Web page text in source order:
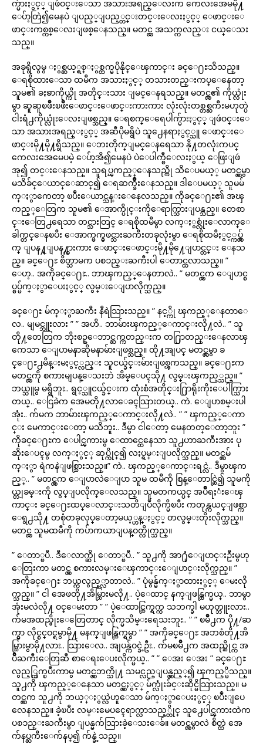
က္မ်ားႏွင့္ ျဖဴဝင္းေသာ အသားအရည္ေလးက ကေလးအေမမို႔
ေပ်ာ့တြဲ၍မေနပဲ ျပည့္ျပည့္တင္းတင္းေလးႏွင့္ ေဖာင္းေ
ဖာင္းကစ္ကစ္ေလးျဖစ္ေနသည္။ မတင္လွ အသက္ကလည္း ငယ္ေသး
သည္။
အခုရွိလွမွ ႏွစ္ဆယ့္ရွစ္ႏွစ္ထက္မပိုနိုင္ေၾကာင္း ခင္ေ႐ႊသိသည္။
ေရစိုထားေသာ ထမီက အသားႏွင့္ တသားတည္းကပ္ေနေတာ့
သူမ၏ ခႏၶာကိုယ္ကို အတိုင္းသား ျမင္ေနရသည္။ မတင္လွ၏ ကိုယ္လုံး
မွာ ဆူဆူၿဖိဳးၿဖိဳးေဖာင္းေဖာင္းကားကား လုံးလုံးတစ္တစ္ႀကီးမဟုတ္ပဲ
ငါးရံ႕ကိုယ္လုံးေလးျဖစ္သည္။ ေရစက္ေရေပါက္မ်ားႏွင့္ ျဖဴဝင္းေ
သာ အသားအရည္ႏွင့္ အဆီပိုမရွိပဲ သူ႕ေနရာႏွင့္သူ ေဖာင္းေ
ဖာင္းမို႔မို႔ရွိသည္။ ေဘးတိုက္ျမင္ေနရေသာ နို႔တလုံးကပင္
ကေလးအေမေပမဲ့ ေပ်ာ့အိ၍မေနပဲ ပဲေပါက္စီေလးႏွယ္ ေဖြးျဖဴ
အု၍ တင္းေနသည္။ သူရပ္ၾကည့္ေနသည္ကို သိေပမယ့္ မတင္လွမွာ
မသိခ်င္ေယာင္ေဆာင္၍ ေရဆက္ခ်ိဳးေနသည္။ ဒါေပမယ့္ သူမမ်
က္ႏွာကေတာ့ ၿပဳံးေယာင္သန္းေနေလသည္။ ကိုခင္ေ႐ႊ၏ အၾ
ကည့္ေတြက သူမ၏ ေအာက္ပိုင္းကိုေရာက္သြားျပန္သည္။ တေစာ
င္းေတြ႕ရေသာ တင္သားတြင္ ေရစိုထမီမွာ လက္ႏွစ္လုံးေလာက္ေ
ခါက္တင္ေနၿပီး ေအာက္ဖက္မွဖင္သားႀကီးတခုလုံးမွာ ေရစိုထမီႏွင့္ကပ္လွ်
က္ ျပန႔္ျပန႔္ကားကား ေဖာင္းေဖာင္းမို႔မို႔ေျပာင္တင္း ေနသ
ည္။ ခင္ေ႐ႊ စိတ္သာမက ပစၥည္းႀကီးပါ ေတာင္ထလာသည္။ ”
ေဟ့.. အကိုခင္ေ႐ႊ.. ဘာၾကည့္ေနတာလဲ.. ” မတင္လွက ေျပာင္စ
ပ္စပ္မ်က္ႏွာေပးႏွင့္ လွမ္းေျပာလိုက္သည္။
ခင္ေ႐ႊ မ်က္ႏွာႀကီး နီရဲသြားသည္။ ” နင့္ကို ၾကည့္ေနတာေ
လ.. မျမင္ဘူးလား ” ” အဟိ.. ဘာမ်ားၾကည့္ေကာင္းလို႔လဲ.. ” သူ
တို႔တေတြက ဘိုးစဥ္ေဘာင္ဆက္ကတည္းက တ႐ြာတည္းေနလာၾ
ကေသာ ေျပာမနာဆိုမနာမ်ားျဖစ္သည္။ ထို႔အျပင္ မတင္လွမွာ ခ
င္ေ႐ႊ႕မိန္းမႏွင့္လည္း သူငယ္ခ်င္းမ်ားျဖစ္ၾကသည္။ ခင္ေ႐ႊက
မတင္လွကို စကားမျပန္ေသးဘဲ အိမ္ေပၚသို႔ လွမ္းၾကည့္သည္။ ”
ဘယ္သူမွ မရွိဘူး.. ရွင့္သူငယ္ခ်င္းက ထုံးစံအတိုင္း႐ြာရိုးကိုးေပါက္သြား
တယ္.. ေငြခဲက အေမတို႔လာေခၚသြားတယ္.. ကဲ. ေျပာစမ္းပါ
အုံး.. က်မက ဘာမ်ားၾကည့္ေကာင္းလို႔လဲ.. ” ” ၾကည့္ေကာ
င္း မေကာင္းေတာ့ မသိဘူး.. ဒီမွာ ငါေတာ့ မေနတတ္ေတာ့ဘူး ”
ကိုခင္ေ႐ႊက ေပါင္ၾကားမွ ေထာင္ထေနေသာ သူ႕ဟာႀကီးအား ပု
ဆိုးေပၚမွ လက္ႏွင့္ ဆုပ္ကိုင္၍ လႈပ္ရမ္းျပလိုက္သည္။ မတင္လွမ်
က္ႏွာ ရဲကနဲျဖစ္သြားသည္။” ကဲ.. ၾကည့္ေကာင္းရင္လဲ.. ဒီမွာၾက
ည့္.. ” မတင္လွက ေျပာလဲေျပာ သူမ ထမီကို စြန္ေတာင္ဆြဲ၍ သူမကို
ယ္တျခမ္းကို လွပ္ျပလိုက္ေလသည္။ သူမတကယ္ပင္ အပ်ိဳရႈံးေၾ
ကာင္း ခင္ေ႐ႊထပ္ေလာင္းသတိျပဳလိုက္မိၿပီး ကတုန္ကယင္ျဖစ္ကာ
ေရွ႕သို႔ တစုံတခုလုပ္ေတာ့မယ့္ဟန္ႏွင့္ တလွမ္းတိုးလိုက္သည္။
မတင္လွ သူမထမီကို ကပ်ာကယာျပန္ဝတ္လိုက္သည္။
” ေတာ္ၿပီ.. ဒီေလာက္ဆို ေတာ္ၿပီ.. ” သူ႕ကို အာ႐ုံေျပာင္းဦးမွဟု
ေတြးကာ မတင္လွ စကားလမ္းေၾကာင္းေျပာင္းလိုက္သည္။ ”
အကိုခင္ေ႐ႊ ဘယ္ကလွည့္လာတာလဲ.. ” ပုံမွန္မ်က္ႏွာထားႏွင့္ ေမးလို
က္သည္။ ” ငါ အေဖတို႔အိမ္သြားမလို႔.. ပဲ့ေထာင္ နက္ျဖန္ထြက္မယ္.. ဘာမွာ
အုံးမလဲလို႔ ဝင္ေမးတာ ” ” ပဲ့ေထာင္ထြက္ရက္က သဘက္ခါ မဟုတ္ဘူးလား..
က်မအထည္ဖိုးေတြေတာင္ လိုက္မသိမ္းရေသးဘူး.. ” ” ၿမိဳ႕က ပို႔/ဆ
က္မွာ လိုင္စင္ဝင္ရမွာမို႔ မနက္ျဖန္ထြက္ရမွာ ” ” အကိုခင္ေ႐ႊ အဘစံတို႔အိ
မ္သြားမွာမို႔လား.. သြားေလ.. အျပန္က်ဝင္ခဲ့ဦး.. က်မၿမိဳ႕က အထည္ဆိုင္က အ
ပ်ိဳႀကီးေတြဆီ စာေရးေပးလိုက္မယ္.. ” ” ေအး ေအး ” ခင္ေ႐ႊ
လွည့္ထြက္ၿပီးကာမွ မတင္လွဘက္သို႔ သမင္လည္ျပန္လွည့္၍ ၾကည့္မိသည္။
သူ႕ကို ၾကည့္ေနေသာ မတင္လွႏွင့္ မ်က္လုံးခ်င္းဆိုင္မိသြားသည္။ မ
တင္လွက သူ႕ကို ဘယ့္ႏွယ္လဲဟူေသာ မ်က္ႏွာေပးႏွင့္ ၿပဳံးျပေ
လေနသည္။ ခဲ့ၿပီး လမ္းမေပၚေရာက္လာသည့္တိုင္ သူ႕ေပါင္ၾကားထဲက
ပစၥည္းႀကီးမွာ ျပန္မက်သြားခဲ့ေသးေခ်။ မတင္လွမွာလဲ စိတ္ထဲ အေ
က်နပ္ႀကီးေက်နပ္၍ က်န္ခဲ့သည္။